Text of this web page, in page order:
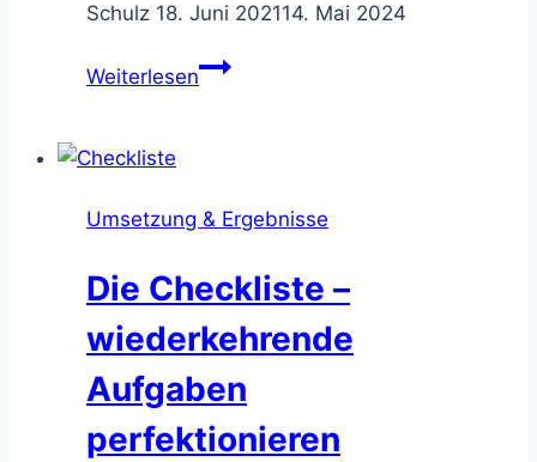
Schulz 18. Juni 202114. Mai 2024
WeiterlesenTabellen-
Deine
Arbeit
auf
eine
neue
Stufe
Umsetzung & Ergebnisse
Die Checkliste –
wiederkehrende
Aufgaben
perfektionieren